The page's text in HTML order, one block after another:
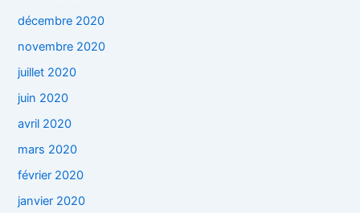
décembre 2020
novembre 2020
juillet 2020
juin 2020
avril 2020
mars 2020
février 2020
janvier 2020